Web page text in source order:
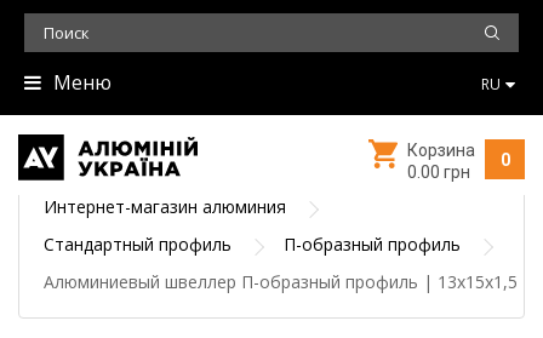
Меню RU
0
Корзина
0.00 грн
Интернет-магазин алюминия
Стандартный профиль
П-образный профиль
Алюминиевый швеллер П-образный профиль | 13х15х1,5 -